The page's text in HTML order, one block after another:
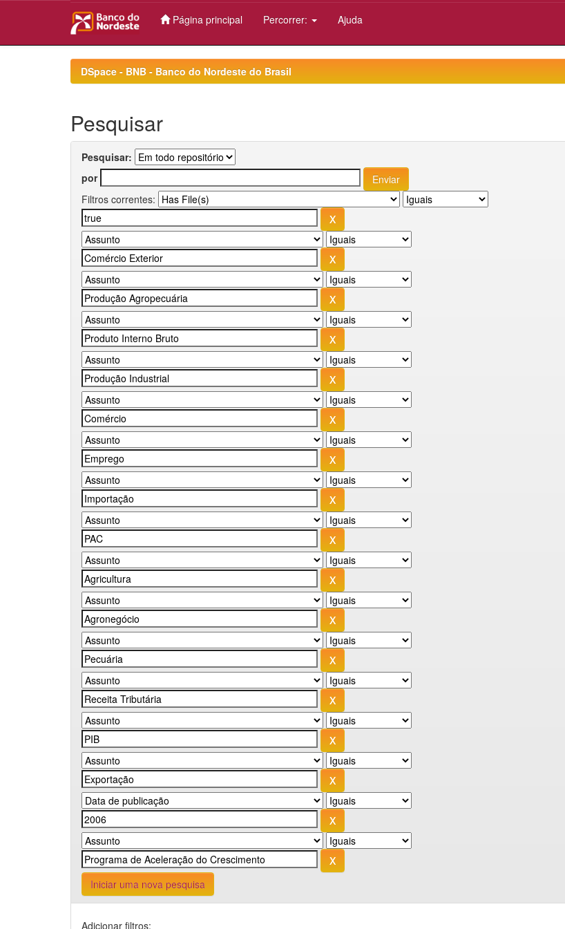
Página principal Percorrer: Ajuda
DSpace - BNB - Banco do Nordeste do Brasil
Pesquisar
Pesquisar:
por
Filtros correntes:
Iniciar uma nova pesquisa
Adicionar filtros: